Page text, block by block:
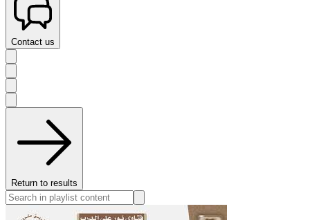
Contact us
Return to results